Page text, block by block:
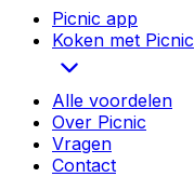
Picnic app
Koken met Picnic
Alle voordelen
Over Picnic
Vragen
Contact